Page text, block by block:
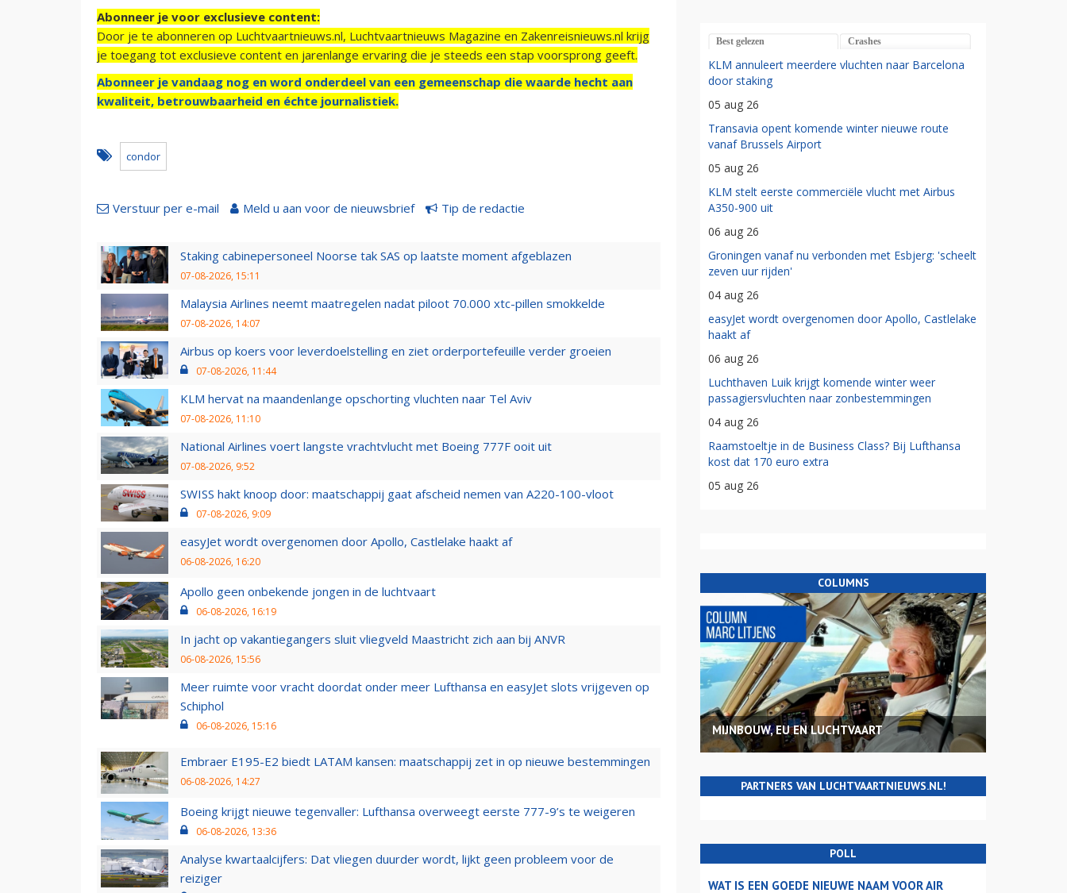
Abonneer je voor exclusieve content:
Door je te abonneren op Luchtvaartnieuws.nl, Luchtvaartnieuws Magazine en Zakenreisnieuws.nl krijg
je toegang tot exclusieve content en jarenlange ervaring die je steeds een stap voorsprong geeft.
Abonneer je vandaag nog en word onderdeel van een gemeenschap die waarde hecht aan
kwaliteit, betrouwbaarheid en échte journalistiek.
condor
Verstuur per e-mail Meld u aan voor de nieuwsbrief Tip de redactie
Staking cabinepersoneel Noorse tak SAS op laatste moment afgeblazen
07-08-2026, 15:11
Malaysia Airlines neemt maatregelen nadat piloot 70.000 xtc-pillen smokkelde
07-08-2026, 14:07
Airbus op koers voor leverdoelstelling en ziet orderportefeuille verder groeien
07-08-2026, 11:44
KLM hervat na maandenlange opschorting vluchten naar Tel Aviv
07-08-2026, 11:10
National Airlines voert langste vrachtvlucht met Boeing 777F ooit uit
07-08-2026, 9:52
SWISS hakt knoop door: maatschappij gaat afscheid nemen van A220-100-vloot
07-08-2026, 9:09
easyJet wordt overgenomen door Apollo, Castlelake haakt af
06-08-2026, 16:20
Apollo geen onbekende jongen in de luchtvaart
06-08-2026, 16:19
In jacht op vakantiegangers sluit vliegveld Maastricht zich aan bij ANVR
06-08-2026, 15:56
Meer ruimte voor vracht doordat onder meer Lufthansa en easyJet slots vrijgeven op
Schiphol
06-08-2026, 15:16
Embraer E195-E2 biedt LATAM kansen: maatschappij zet in op nieuwe bestemmingen
06-08-2026, 14:27
Boeing krijgt nieuwe tegenvaller: Lufthansa overweegt eerste 777-9’s te weigeren
06-08-2026, 13:36
Analyse kwartaalcijfers: Dat vliegen duurder wordt, lijkt geen probleem voor de
reiziger
Best gelezen Crashes
KLM annuleert meerdere vluchten naar Barcelona
door staking
05 aug 26
Transavia opent komende winter nieuwe route
vanaf Brussels Airport
05 aug 26
KLM stelt eerste commerciële vlucht met Airbus
A350-900 uit
06 aug 26
Groningen vanaf nu verbonden met Esbjerg: 'scheelt
zeven uur rijden'
04 aug 26
easyJet wordt overgenomen door Apollo, Castlelake
haakt af
06 aug 26
Luchthaven Luik krijgt komende winter weer
passagiersvluchten naar zonbestemmingen
04 aug 26
Raamstoeltje in de Business Class? Bij Lufthansa
kost dat 170 euro extra
05 aug 26
COLUMNS
MIJNBOUW, EU EN LUCHTVAART
PARTNERS VAN LUCHTVAARTNIEUWS.NL!
POLL
WAT IS EEN GOEDE NIEUWE NAAM VOOR AIR